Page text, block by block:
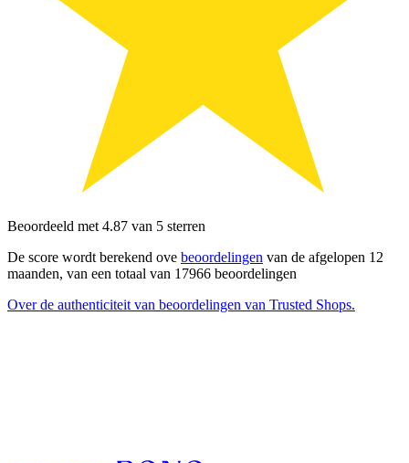
Beoordeeld met 4.87 van 5 sterren
De score wordt berekend ove beoordelingen van de afgelopen 12
maanden, van een totaal van 17966 beoordelingen
Over de authenticiteit van beoordelingen van Trusted Shops.